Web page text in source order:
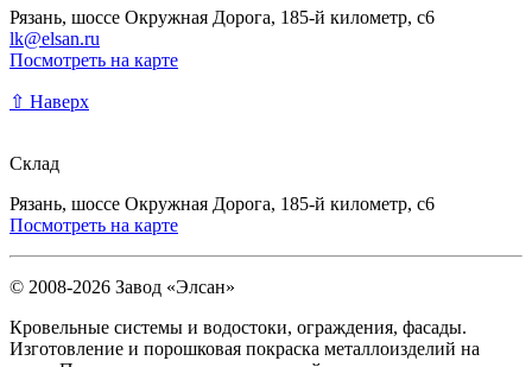
Рязань, шоссе Окружная Дорога, 185-й километр, с6
lk@elsan.ru
Посмотреть на карте
⇧ Наверх
Склад
Рязань, шоссе Окружная Дорога, 185-й километр, с6
Посмотреть на карте
© 2008-2026 Завод «Элсан»
Кровельные системы и водостоки, ограждения, фасады.
Изготовление и порошковая покраска металлоизделий на